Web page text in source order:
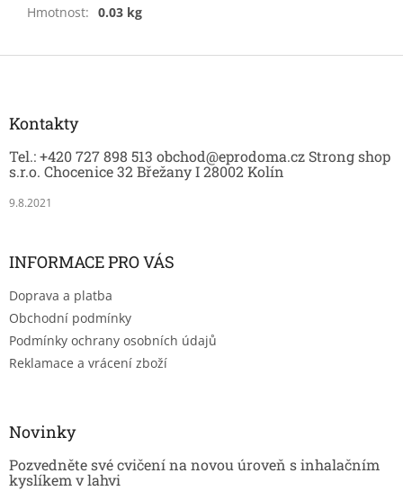
Hmotnost: 0.03 kg
Z
Kontakty
Tel.: +420 727 898 513 obchod@eprodoma.cz Strong shop
s.r.o. Chocenice 32 Břežany I 28002 Kolín
9.8.2021
INFORMACE PRO VÁS
Doprava a platba
Obchodní podmínky
Podmínky ochrany osobních údajů
Reklamace a vrácení zboží
Novinky
Pozvedněte své cvičení na novou úroveň s inhalačním
kyslíkem v lahvi